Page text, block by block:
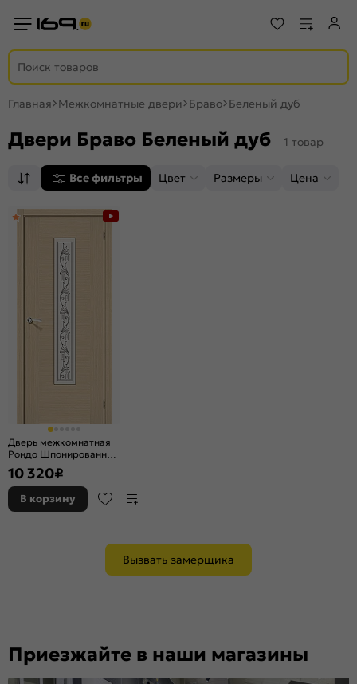
Главная Межкомнатные двери Браво Беленый дуб
Двери Браво Беленый дуб 1 товар
Все фильтры Цвет Размеры Цена
Дверь межкомнатная
Рондо Шпонированные
Беленый дуб,
остекленная, сатинат
белый
художественный,
каркасно-щитовая
10 320₽
В корзину
Вызвать замерщика
Приезжайте в наши магазины